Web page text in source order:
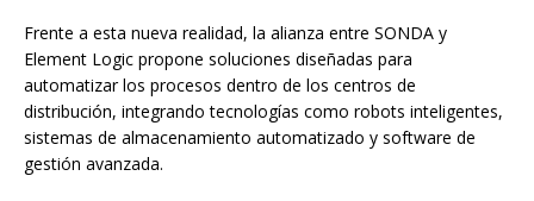
Frente a esta nueva realidad, la alianza entre SONDA y
Element Logic propone soluciones diseñadas para
automatizar los procesos dentro de los centros de
distribución, integrando tecnologías como robots inteligentes,
sistemas de almacenamiento automatizado y software de
gestión avanzada.